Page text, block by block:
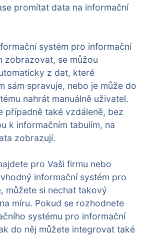
promítat data na informační
systém pro informační
zobrazovat, se můžou
z dat, které
sám spravuje, nebo je může do
nahrát manuálně uživatel.
případně také vzdáleně, bez
k informačním tabulím, na
zobrazují.
pro Vaši firmu nebo
informační systém pro
můžete si nechat takový
míru. Pokud se rozhodnete
systému pro informační
do něj můžete integrovat také